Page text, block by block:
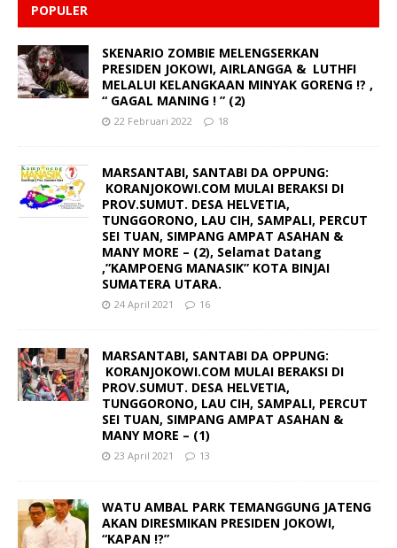
POPULER
SKENARIO ZOMBIE MELENGSERKAN
PRESIDEN JOKOWI, AIRLANGGA & LUTHFI
MELALUI KELANGKAAN MINYAK GORENG !? ,
“ GAGAL MANING ! ” (2)
22 Februari 2022 18
MARSANTABI, SANTABI DA OPPUNG:
KORANJOKOWI.COM MULAI BERAKSI DI
PROV.SUMUT. DESA HELVETIA,
TUNGGORONO, LAU CIH, SAMPALI, PERCUT
SEI TUAN, SIMPANG AMPAT ASAHAN &
MANY MORE – (2), Selamat Datang
,”KAMPOENG MANASIK” KOTA BINJAI
SUMATERA UTARA.
24 April 2021 16
MARSANTABI, SANTABI DA OPPUNG:
KORANJOKOWI.COM MULAI BERAKSI DI
PROV.SUMUT. DESA HELVETIA,
TUNGGORONO, LAU CIH, SAMPALI, PERCUT
SEI TUAN, SIMPANG AMPAT ASAHAN &
MANY MORE – (1)
23 April 2021 13
WATU AMBAL PARK TEMANGGUNG JATENG
AKAN DIRESMIKAN PRESIDEN JOKOWI,
“KAPAN !?”